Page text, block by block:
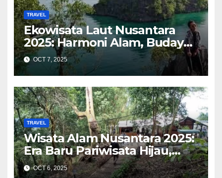
TRAVEL
Ekowisata Laut Nusantara
2025: Harmoni Alam, Budaya,
dan Pariwisata Berkelanjutan
OCT 7, 2025
TRAVEL
Wisata Alam Nusantara 2025:
Era Baru Pariwisata Hijau,
Ekowisata, dan Kebangkitan
OCT 6, 2025